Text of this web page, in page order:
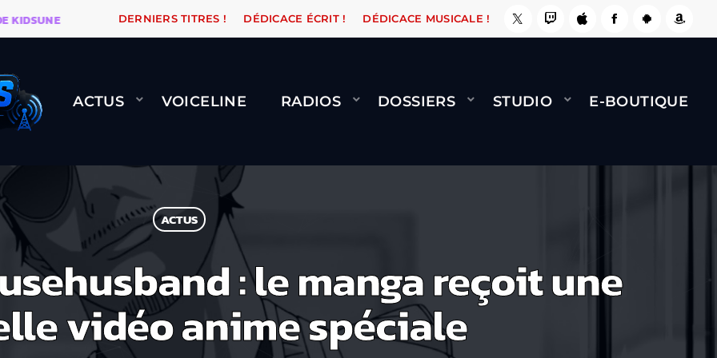
WARÉTRO ORANGE ROAD QUI PASSE, ÇA LE FAIT ! NAMI BERNARD MINET - FLY
DERNIERS TITRES ! DÉDICACE ÉCRIT ! DÉDICACE MUSICALE !
ACTUS VOICELINE RADIOS DOSSIERS STUDIO E-BOUTIQUE
ACTUS
: le manga reçoit une
vidéo anime spéciale